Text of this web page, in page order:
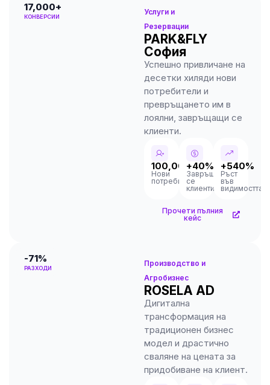
17,000+
КОНВЕРСИИ
Услуги и
Резервации
PARK&FLY
София
Успешно привличане на
десетки хиляди нови
потребители и
превръщането им в
лоялни, завръщащи се
клиенти.
100,000+
Нови
потребители
+40%
Завръщащи
се
клиенти
+540%
Ръст
във
видимостта
Прочети пълния
кейс
-71%
РАЗХОДИ
Производство и
Агробизнес
ROSELA AD
Дигитална
трансформация на
традиционен бизнес
модел и драстично
сваляне на цената за
придобиване на клиент.